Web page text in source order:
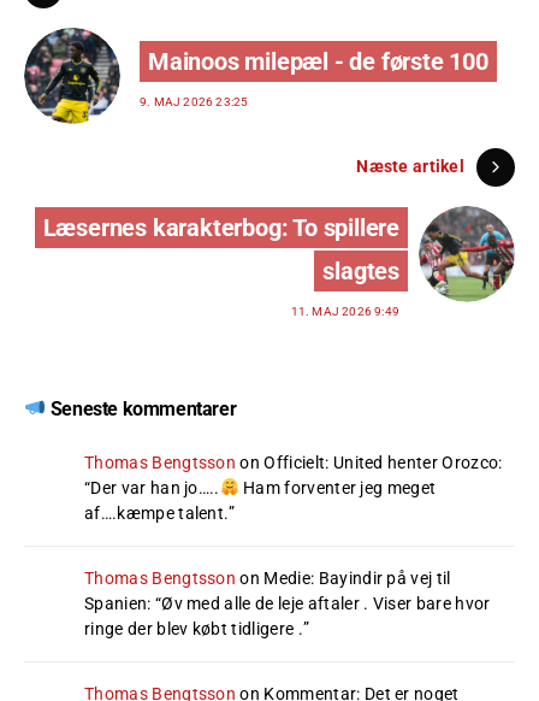
Mainoos milepæl - de første 100
9. MAJ 2026 23:25
Næste artikel
Læsernes karakterbog: To spillere
slagtes
11. MAJ 2026 9:49
Seneste kommentarer
Thomas Bengtsson onOfficielt: United henter Orozco:
“Der var han jo…..
Ham forventer jeg meget
af….kæmpe talent.”
Thomas Bengtsson on Medie: Bayindir på vej til
Spanien: “Øv med alle de leje aftaler . Viser bare hvor
ringe der blev købt tidligere .”
Thomas Bengtsson on Kommentar: Det er noget